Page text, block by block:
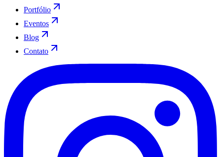
Portfólio
Eventos
Blog
Contato